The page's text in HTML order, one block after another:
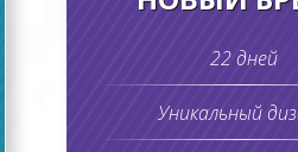
22 дней
Уникальный